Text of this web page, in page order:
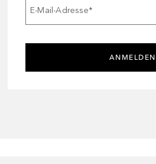
E-Mail-Adresse*
ANMELDEN